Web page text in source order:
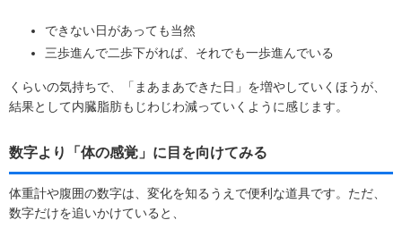
できない日があっても当然
三歩進んで二歩下がれば、それでも一歩進んでいる
くらいの気持ちで、「まあまあできた日」を増やしていくほうが、
結果として内臓脂肪もじわじわ減っていくように感じます。
数字より「体の感覚」に目を向けてみる
体重計や腹囲の数字は、変化を知るうえで便利な道具です。ただ、
数字だけを追いかけていると、